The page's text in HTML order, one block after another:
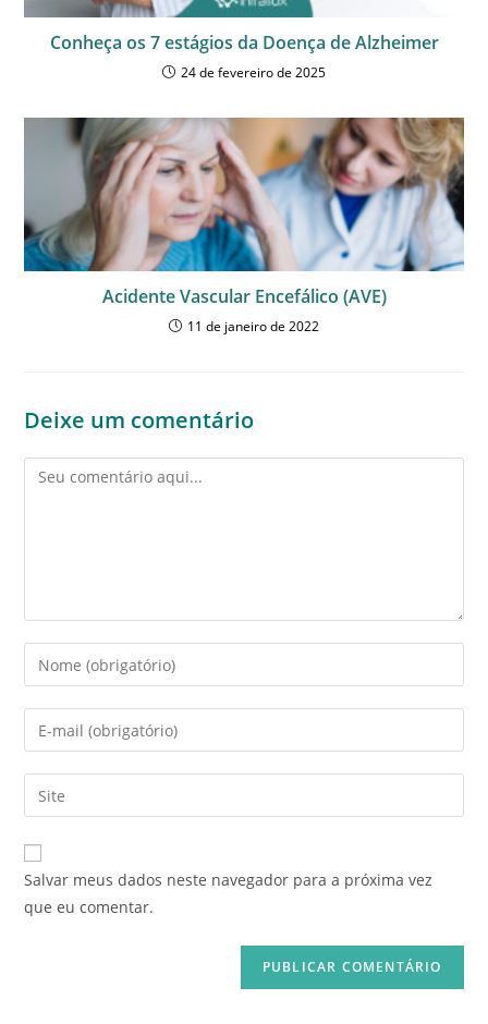
Conheça os 7 estágios da Doença de Alzheimer
24 de fevereiro de 2025
Acidente Vascular Encefálico (AVE)
11 de janeiro de 2022
Deixe um comentário
Salvar meus dados neste navegador para a próxima vez
que eu comentar.